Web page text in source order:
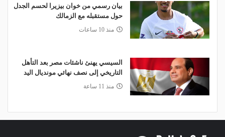
بيان رسمي من خوان بيزيرا لحسم الجدل
حول مستقبله مع الزمالك
منذ 10 ساعات
السيسي يهنئ ناشئات مصر بعد التأهل
التاريخي إلى نصف نهائي مونديال اليد
منذ 11 ساعة